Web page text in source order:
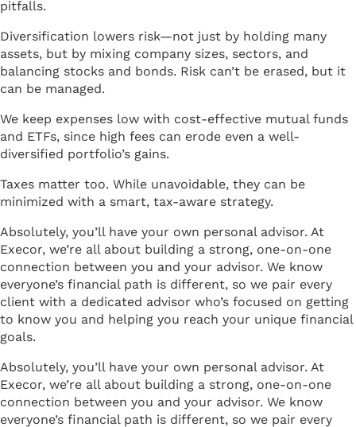
pitfalls.
Diversification lowers risk—not just by holding many
assets, but by mixing company sizes, sectors, and
balancing stocks and bonds. Risk can’t be erased, but it
can be managed.
We keep expenses low with cost-effective mutual funds
and ETFs, since high fees can erode even a well-
diversified portfolio’s gains.
Taxes matter too. While unavoidable, they can be
minimized with a smart, tax-aware strategy.
Absolutely, you’ll have your own personal advisor. At
Execor, we’re all about building a strong, one-on-one
connection between you and your advisor. We know
everyone’s financial path is different, so we pair every
client with a dedicated advisor who’s focused on getting
to know you and helping you reach your unique financial
goals.
Absolutely, you’ll have your own personal advisor. At
Execor, we’re all about building a strong, one-on-one
connection between you and your advisor. We know
everyone’s financial path is different, so we pair every